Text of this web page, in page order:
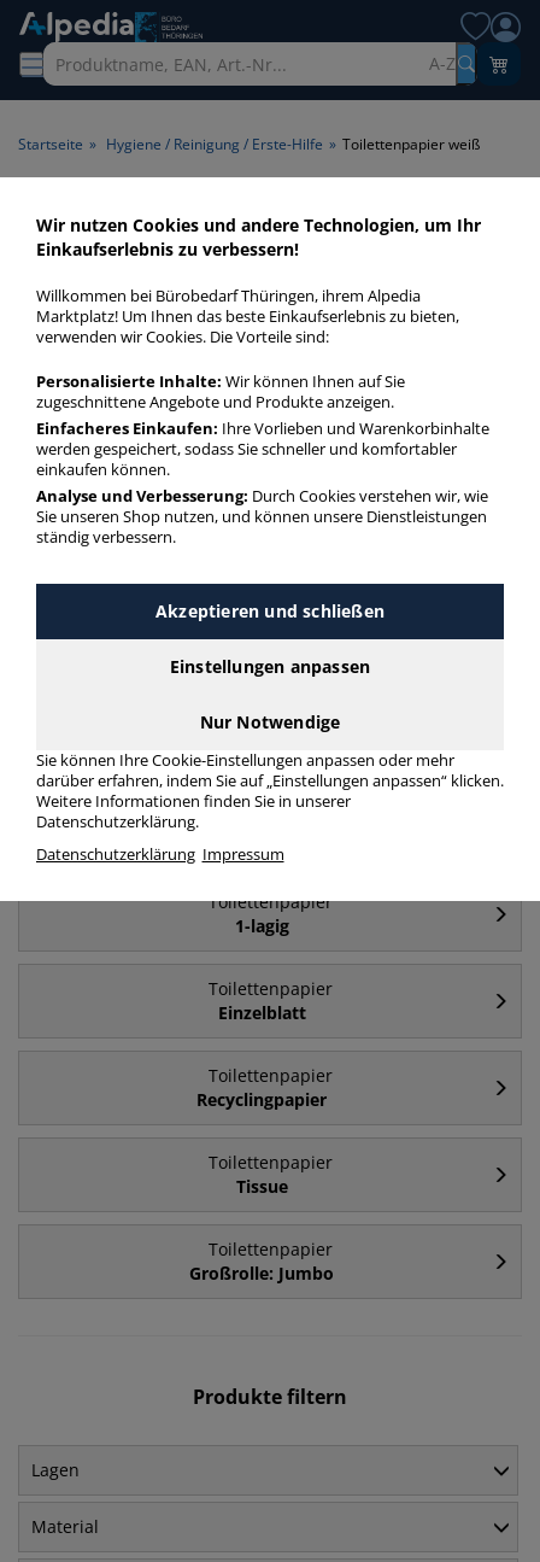
A-Z
Startseite » Hygiene / Reinigung / Erste-Hilfe » Toilettenpapier weiß
Toilettenpapier weiß > Farbe
weiß
Toilettenpapier weiß in bester Qualität zum günstigen Preis.
Finden Sie schnell Toilettenpapier weiß mit unserer Filter-
Toilettenpapier weiß
mehr Infos zur Kategorie
Toilettenpapier
3-lagig
Toilettenpapier
4-lagig
Toilettenpapier
Toilettenpapier
1-lagig
Toilettenpapier
Einzelblatt
Toilettenpapier
Recyclingpapier
Toilettenpapier
Tissue
Toilettenpapier
Großrolle: Jumbo
Produkte filtern
Lagen
Material
Wir nutzen Cookies und andere Technologien, um Ihr
Einkaufserlebnis zu verbessern!
Willkommen bei Bürobedarf Thüringen, ihrem Alpedia
Marktplatz! Um Ihnen das beste Einkaufserlebnis zu bieten,
verwenden wir Cookies. Die Vorteile sind:
Personalisierte Inhalte: Wir können Ihnen auf Sie
zugeschnittene Angebote und Produkte anzeigen.
Einfacheres Einkaufen: Ihre Vorlieben und Warenkorbinhalte
werden gespeichert, sodass Sie schneller und komfortabler
einkaufen können.
Analyse und Verbesserung: Durch Cookies verstehen wir, wie
Sie unseren Shop nutzen, und können unsere Dienstleistungen
ständig verbessern.
Akzeptieren und schließen
Einstellungen anpassen
Nur Notwendige
Sie können Ihre Cookie-Einstellungen anpassen oder mehr
darüber erfahren, indem Sie auf „Einstellungen anpassen“ klicken.
Weitere Informationen finden Sie in unserer
Datenschutzerklärung.
Datenschutzerklärung Impressum